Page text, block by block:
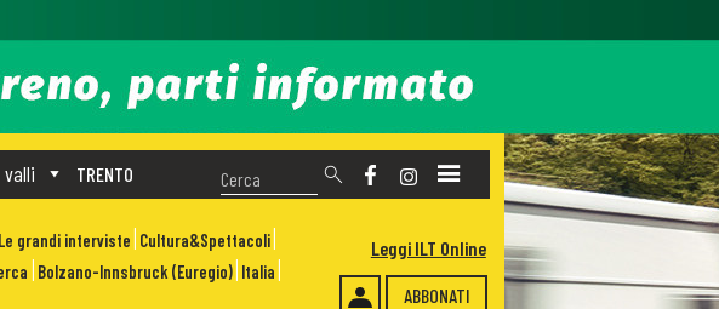
TRENTO
Le grandi interviste Cultura&Spettacoli
Bolzano-Innsbruck (Euregio) Italia
ABBONATI
Leggi ILT Online